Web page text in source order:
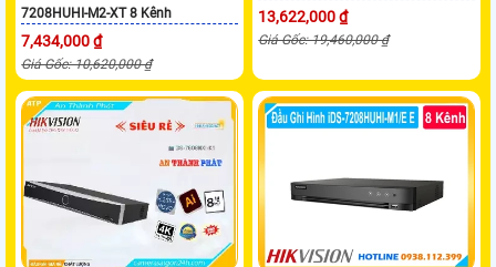
7208HUHI-M2-XT 8 Kênh
7,434,000 ₫
Giá Gốc: 10,620,000 ₫
13,622,000 ₫
Giá Gốc: 19,460,000 ₫